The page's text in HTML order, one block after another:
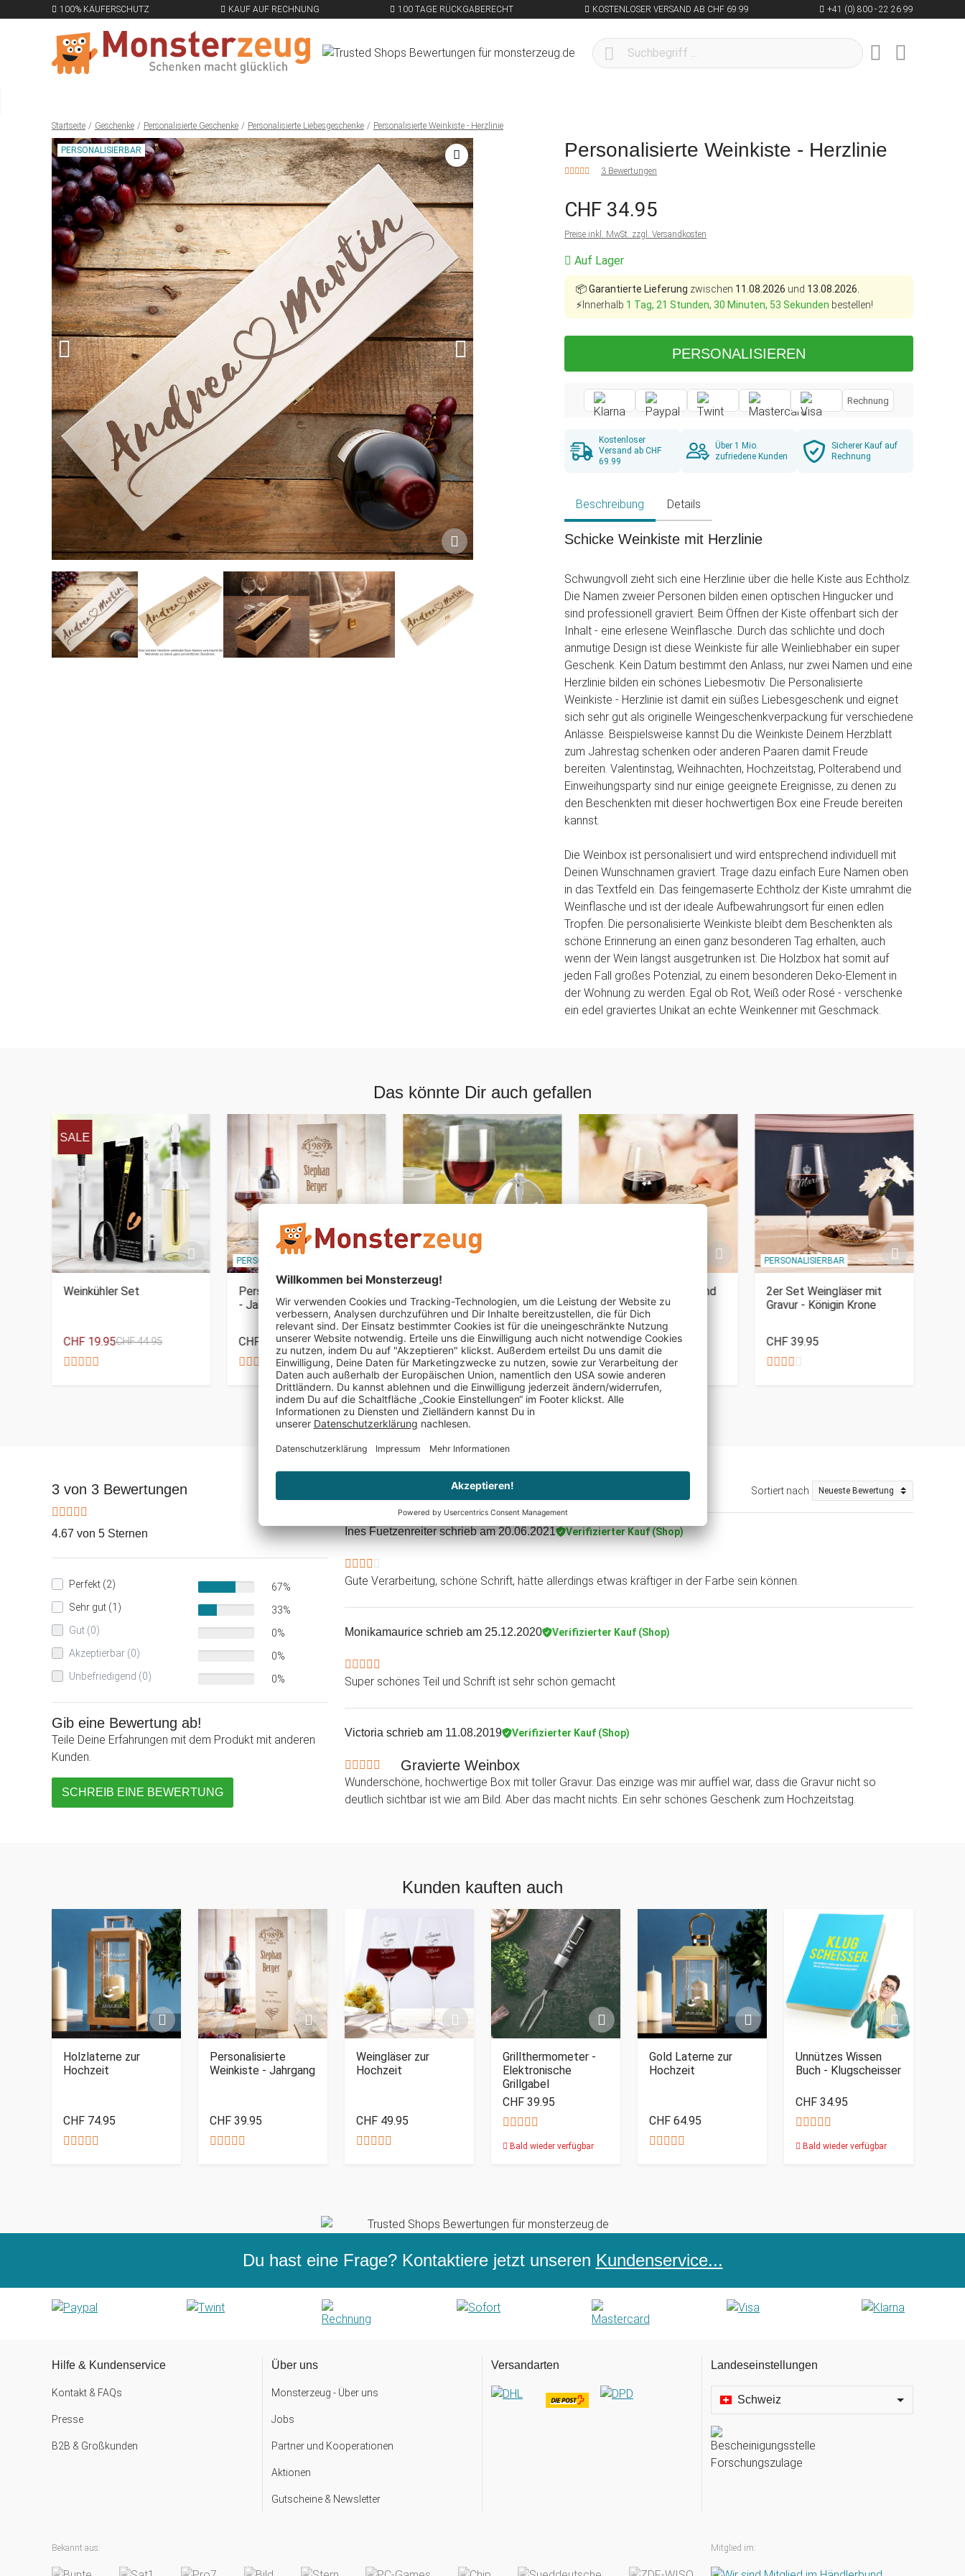
100% KÄUFERSCHUTZ KAUF AUF RECHNUNG 100 TAGE RÜCKGABERECHT KOSTENLOSER VERSAND AB CHF 69.99 +41 (0) 800 - 22 26 99
Startseite Geschenke Personalisierte Geschenke Personalisierte Liebesgeschenke Personalisierte Weinkiste - Herzlinie
PERSONALISIERBAR Personalisierte Weinkiste - Herzlinie
3 Bewertungen
CHF 34.95
Preise inkl. MwSt. zzgl. Versandkosten
Auf Lager
📦Garantierte Lieferung zwischen 11.08.2026 und 13.08.2026.
⚡Innerhalb 1 Tag, 21 Stunden, 30 Minuten, 52 Sekunden bestellen!
PERSONALISIEREN
Rechnung
Kostenloser
Versand ab CHF
69.99
Über 1 Mio.
zufriedene Kunden
Sicherer Kauf auf
Rechnung
Beschreibung Details
Schicke Weinkiste mit Herzlinie
Schwungvoll zieht sich eine Herzlinie über die helle Kiste aus Echtholz.
Die Namen zweier Personen bilden einen optischen Hingucker und
sind professionell graviert. Beim Öffnen der Kiste offenbart sich der
Inhalt - eine erlesene Weinflasche. Durch das schlichte und doch
anmutige Design ist diese Weinkiste für alle Weinliebhaber ein super
Geschenk. Kein Datum bestimmt den Anlass, nur zwei Namen und eine
Herzlinie bilden ein schönes Liebesmotiv. Die Personalisierte
Weinkiste - Herzlinie ist damit ein süßes Liebesgeschenk und eignet
sich sehr gut als originelle Weingeschenkverpackung für verschiedene
Anlässe. Beispielsweise kannst Du die Weinkiste Deinem Herzblatt
zum Jahrestag schenken oder anderen Paaren damit Freude
bereiten. Valentinstag, Weihnachten, Hochzeitstag, Polterabend und
Einweihungsparty sind nur einige geeignete Ereignisse, zu denen zu
den Beschenkten mit dieser hochwertigen Box eine Freude bereiten
kannst.
Die Weinbox ist personalisiert und wird entsprechend individuell mit
Deinen Wunschnamen graviert. Trage dazu einfach Eure Namen oben
in das Textfeld ein. Das feingemaserte Echtholz der Kiste umrahmt die
Weinflasche und ist der ideale Aufbewahrungsort für einen edlen
Tropfen. Die personalisierte Weinkiste bleibt dem Beschenkten als
schöne Erinnerung an einen ganz besonderen Tag erhalten, auch
wenn der Wein längst ausgetrunken ist. Die Holzbox hat somit auf
jeden Fall großes Potenzial, zu einem besonderen Deko-Element in
der Wohnung zu werden. Egal ob Rot, Weiß oder Rosé - verschenke
ein edel graviertes Unikat an echte Weinkenner mit Geschmack.
Das könnte Dir auch gefallen
SALE
Weinkühler Set
CHF 19.95CHF 44.95
PERSONALISIERBAR
Personalisierte Weinkiste
- Jahrgang
CHF 39.95
Weingläser to Go - 2er Set
CHF 49.95
Weinhäppchen - Glas und
Puzzle Brettchen
personalisiert
CHF 49.95
PERSONALISIERBAR
2er Set Weingläser mit
Gravur - Königin Krone
CHF 39.95
3 von 3 Bewertungen
4.67 von 5 Sternen
Perfekt (2)
67%
Sehr gut (1)
33%
Gut (0)
0%
Akzeptierbar (0)
0%
Unbefriedigend (0)
0%
Gib eine Bewertung ab!
Teile Deine Erfahrungen mit dem Produkt mit anderen
Kunden.
SCHREIB EINE BEWERTUNG
Sortiert nach
Ines Fuetzenreiterschrieb am 20.06.2021 Verifizierter Kauf (Shop)
Gute Verarbeitung, schöne Schrift, hätte allerdings etwas kräftiger in der Farbe sein können.
Monikamaurice schrieb am 25.12.2020 Verifizierter Kauf (Shop)
Super schönes Teil und Schrift ist sehr schön gemacht
Victoria schrieb am 11.08.2019 Verifizierter Kauf (Shop)
Gravierte Weinbox
Wunderschöne, hochwertige Box mit toller Gravur. Das einzige was mir auffiel war, dass die Gravur nicht so
deutlich sichtbar ist wie am Bild. Aber das macht nichts. Ein sehr schönes Geschenk zum Hochzeitstag.
Kunden kauften auch
Holzlaterne zur
Hochzeit
CHF 74.95
Personalisierte
Weinkiste - Jahrgang
CHF 39.95
Weingläser zur
Hochzeit
CHF 49.95
Grillthermometer -
Elektronische
Grillgabel
CHF 39.95
Bald wieder verfügbar
Gold Laterne zur
Hochzeit
CHF 64.95
Unnützes Wissen
Buch - Klugscheisser
CHF 34.95
Bald wieder verfügbar
Du hast eine Frage? Kontaktiere jetzt unseren Kundenservice...
Hilfe & Kundenservice
Kontakt & FAQs
Presse
B2B & Großkunden
Über uns
Monsterzeug - Über uns
Jobs
Partner und Kooperationen
Aktionen
Gutscheine & Newsletter
Versandarten Landeseinstellungen
Schweiz
Bekannt aus: Mitglied im: